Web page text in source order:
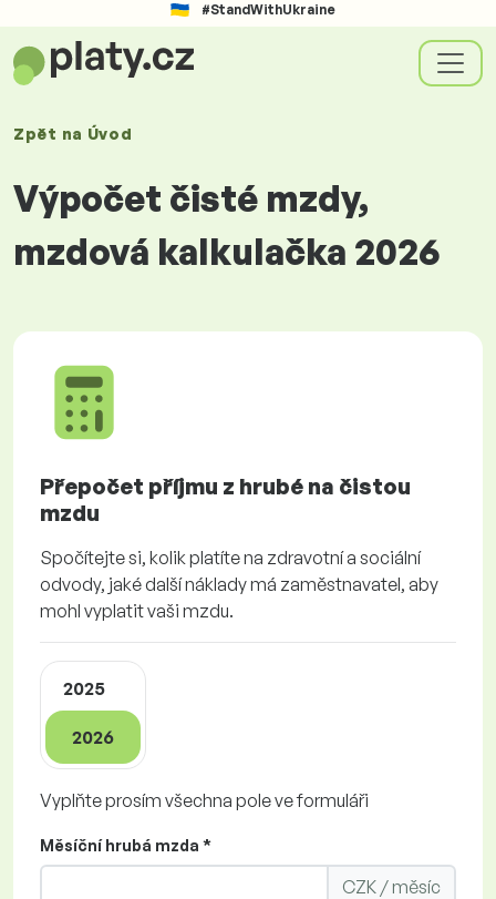
#StandWithUkraine
Zpět na Úvod
Výpočet čisté mzdy,
mzdová kalkulačka 2026
Přepočet příjmu z hrubé na čistou
mzdu
Spočítejte si, kolik platíte na zdravotní a sociální
odvody, jaké další náklady má zaměstnavatel, aby
mohl vyplatit vaši mzdu.
2025
2026
Vyplňte prosím všechna pole ve formuláři
Měsíční hrubá mzda *
CZK / měsíc